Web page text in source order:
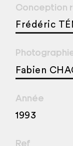
Conception
Frédéric
Fabien
Année
1993
Ref